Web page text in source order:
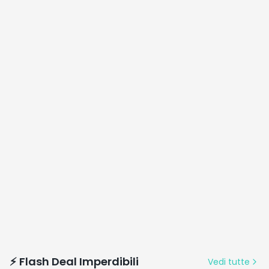
⚡ Flash Deal Imperdibili
Vedi tutte